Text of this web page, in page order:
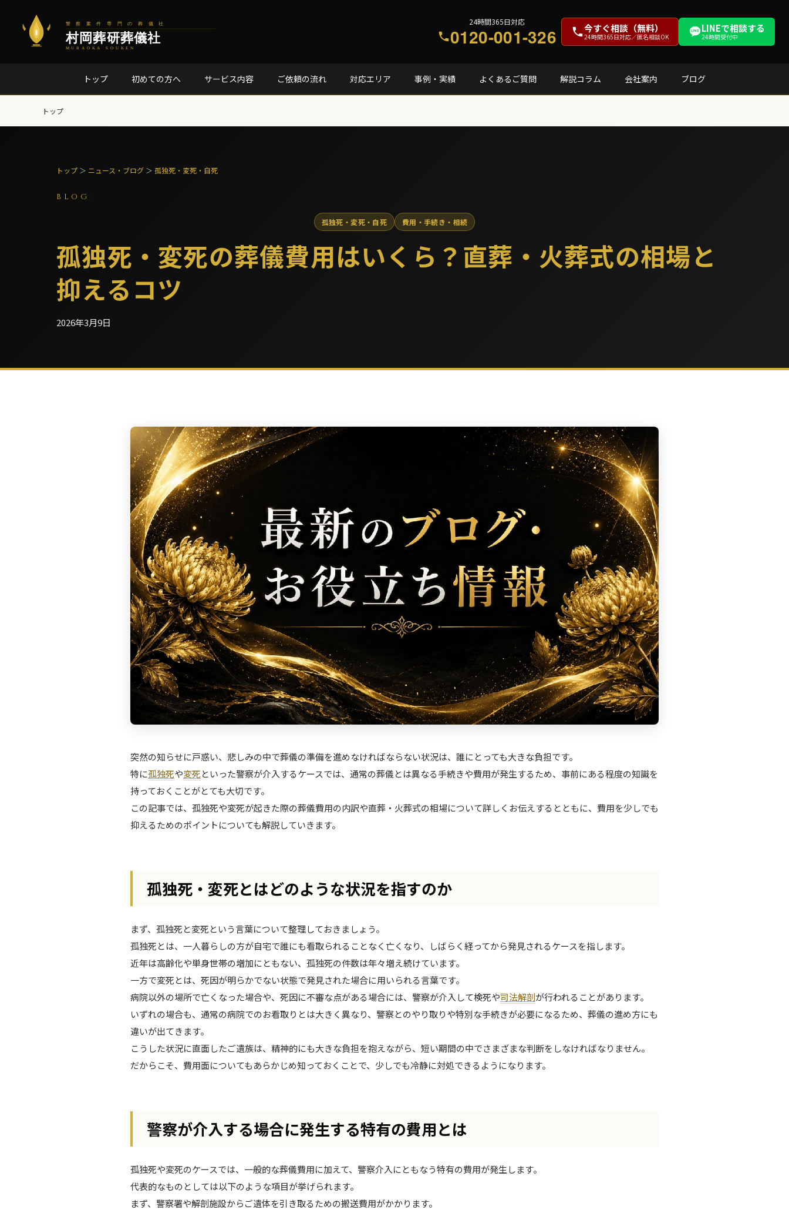
24時間365日対応
0120-001-326 今すぐ相談（無料）
24時間365日対応／匿名相談OK
LINEで相談する
24時間受付中
トップ 初めての方へ サービス内容 ご依頼の流れ 対応エリア 事例・実績 よくあるご質問 解説コラム 会社案内 ブログ
トップ
トップ ＞ ニュース・ブログ ＞ 孤独死・変死・自死
BLOG
孤独死・変死・自死 費用・手続き・相続
孤独死・変死の葬儀費用はいくら？直葬・火葬式の相場と
抑えるコツ
2026年3月9日
突然の知らせに戸惑い、悲しみの中で葬儀の準備を進めなければならない状況は、誰にとっても大きな負担です。
特に孤独死や変死といった警察が介入するケースでは、通常の葬儀とは異なる手続きや費用が発生するため、事前にある程度の知識を
持っておくことがとても大切です。
この記事では、孤独死や変死が起きた際の葬儀費用の内訳や直葬・火葬式の相場について詳しくお伝えするとともに、費用を少しでも
抑えるためのポイントについても解説していきます。
孤独死・変死とはどのような状況を指すのか
まず、孤独死と変死という言葉について整理しておきましょう。
孤独死とは、一人暮らしの方が自宅で誰にも看取られることなく亡くなり、しばらく経ってから発見されるケースを指します。
近年は高齢化や単身世帯の増加にともない、孤独死の件数は年々増え続けています。
一方で変死とは、死因が明らかでない状態で発見された場合に用いられる言葉です。
病院以外の場所で亡くなった場合や、死因に不審な点がある場合には、警察が介入して検死や司法解剖が行われることがあります。
いずれの場合も、通常の病院でのお看取りとは大きく異なり、警察とのやり取りや特別な手続きが必要になるため、葬儀の進め方にも
違いが出てきます。
こうした状況に直面したご遺族は、精神的にも大きな負担を抱えながら、短い期間の中でさまざまな判断をしなければなりません。
だからこそ、費用面についてもあらかじめ知っておくことで、少しでも冷静に対処できるようになります。
警察が介入する場合に発生する特有の費用とは
孤独死や変死のケースでは、一般的な葬儀費用に加えて、警察介入にともなう特有の費用が発生します。
代表的なものとしては以下のような項目が挙げられます。
まず、警察署や解剖施設からご遺体を引き取るための搬送費用がかかります。